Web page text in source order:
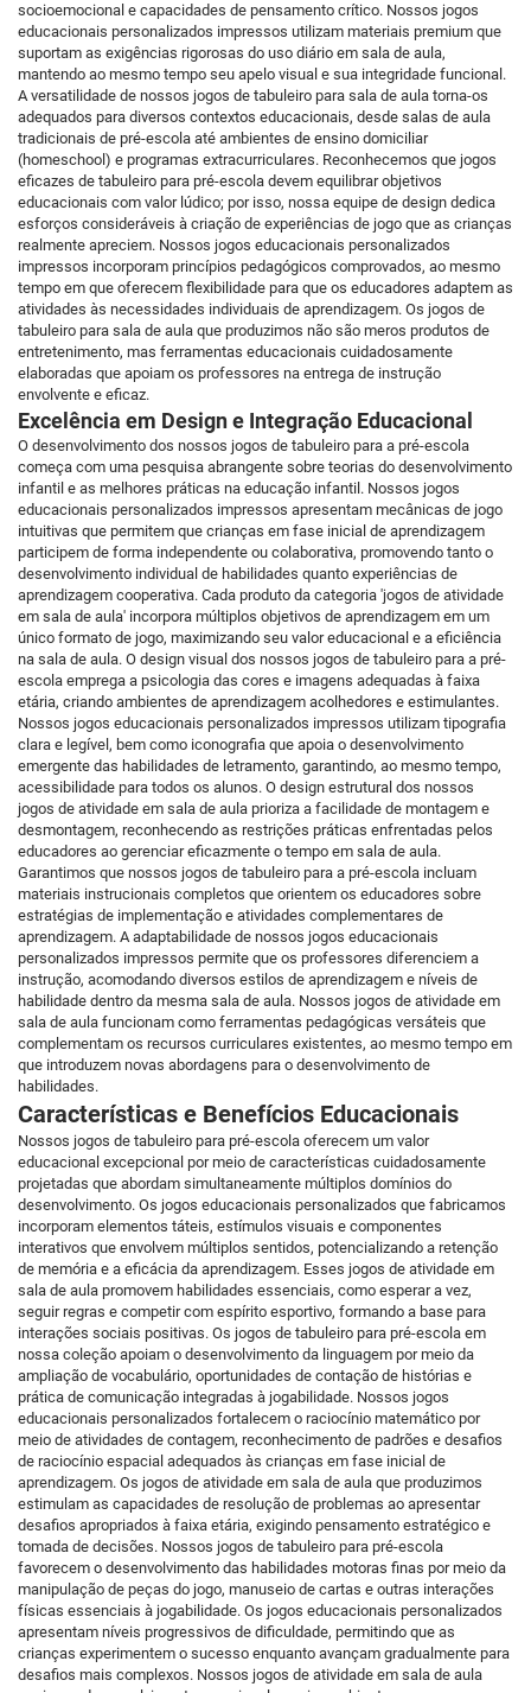
socioemocional e capacidades de pensamento crítico. Nossos jogos
educacionais personalizados impressos utilizam materiais premium que
suportam as exigências rigorosas do uso diário em sala de aula,
mantendo ao mesmo tempo seu apelo visual e sua integridade funcional.
A versatilidade de nossos jogos de tabuleiro para sala de aula torna-os
adequados para diversos contextos educacionais, desde salas de aula
tradicionais de pré-escola até ambientes de ensino domiciliar
(homeschool) e programas extracurriculares. Reconhecemos que jogos
eficazes de tabuleiro para pré-escola devem equilibrar objetivos
educacionais com valor lúdico; por isso, nossa equipe de design dedica
esforços consideráveis à criação de experiências de jogo que as crianças
realmente apreciem. Nossos jogos educacionais personalizados
impressos incorporam princípios pedagógicos comprovados, ao mesmo
tempo em que oferecem flexibilidade para que os educadores adaptem as
atividades às necessidades individuais de aprendizagem. Os jogos de
tabuleiro para sala de aula que produzimos não são meros produtos de
entretenimento, mas ferramentas educacionais cuidadosamente
elaboradas que apoiam os professores na entrega de instrução
envolvente e eficaz.
Excelência em Design e Integração Educacional
O desenvolvimento dos nossos jogos de tabuleiro para a pré-escola
começa com uma pesquisa abrangente sobre teorias do desenvolvimento
infantil e as melhores práticas na educação infantil. Nossos jogos
educacionais personalizados impressos apresentam mecânicas de jogo
intuitivas que permitem que crianças em fase inicial de aprendizagem
participem de forma independente ou colaborativa, promovendo tanto o
desenvolvimento individual de habilidades quanto experiências de
aprendizagem cooperativa. Cada produto da categoria 'jogos de atividade
em sala de aula' incorpora múltiplos objetivos de aprendizagem em um
único formato de jogo, maximizando seu valor educacional e a eficiência
na sala de aula. O design visual dos nossos jogos de tabuleiro para a pré-
escola emprega a psicologia das cores e imagens adequadas à faixa
etária, criando ambientes de aprendizagem acolhedores e estimulantes.
Nossos jogos educacionais personalizados impressos utilizam tipografia
clara e legível, bem como iconografia que apoia o desenvolvimento
emergente das habilidades de letramento, garantindo, ao mesmo tempo,
acessibilidade para todos os alunos. O design estrutural dos nossos
jogos de atividade em sala de aula prioriza a facilidade de montagem e
desmontagem, reconhecendo as restrições práticas enfrentadas pelos
educadores ao gerenciar eficazmente o tempo em sala de aula.
Garantimos que nossos jogos de tabuleiro para a pré-escola incluam
materiais instrucionais completos que orientem os educadores sobre
estratégias de implementação e atividades complementares de
aprendizagem. A adaptabilidade de nossos jogos educacionais
personalizados impressos permite que os professores diferenciem a
instrução, acomodando diversos estilos de aprendizagem e níveis de
habilidade dentro da mesma sala de aula. Nossos jogos de atividade em
sala de aula funcionam como ferramentas pedagógicas versáteis que
complementam os recursos curriculares existentes, ao mesmo tempo em
que introduzem novas abordagens para o desenvolvimento de
habilidades.
Características e Benefícios Educacionais
Nossos jogos de tabuleiro para pré-escola oferecem um valor
educacional excepcional por meio de características cuidadosamente
projetadas que abordam simultaneamente múltiplos domínios do
desenvolvimento. Os jogos educacionais personalizados que fabricamos
incorporam elementos táteis, estímulos visuais e componentes
interativos que envolvem múltiplos sentidos, potencializando a retenção
de memória e a eficácia da aprendizagem. Esses jogos de atividade em
sala de aula promovem habilidades essenciais, como esperar a vez,
seguir regras e competir com espírito esportivo, formando a base para
interações sociais positivas. Os jogos de tabuleiro para pré-escola em
nossa coleção apoiam o desenvolvimento da linguagem por meio da
ampliação de vocabulário, oportunidades de contação de histórias e
prática de comunicação integradas à jogabilidade. Nossos jogos
educacionais personalizados fortalecem o raciocínio matemático por
meio de atividades de contagem, reconhecimento de padrões e desafios
de raciocínio espacial adequados às crianças em fase inicial de
aprendizagem. Os jogos de atividade em sala de aula que produzimos
estimulam as capacidades de resolução de problemas ao apresentar
desafios apropriados à faixa etária, exigindo pensamento estratégico e
tomada de decisões. Nossos jogos de tabuleiro para pré-escola
favorecem o desenvolvimento das habilidades motoras finas por meio da
manipulação de peças do jogo, manuseio de cartas e outras interações
físicas essenciais à jogabilidade. Os jogos educacionais personalizados
apresentam níveis progressivos de dificuldade, permitindo que as
crianças experimentem o sucesso enquanto avançam gradualmente para
desafios mais complexos. Nossos jogos de atividade em sala de aula